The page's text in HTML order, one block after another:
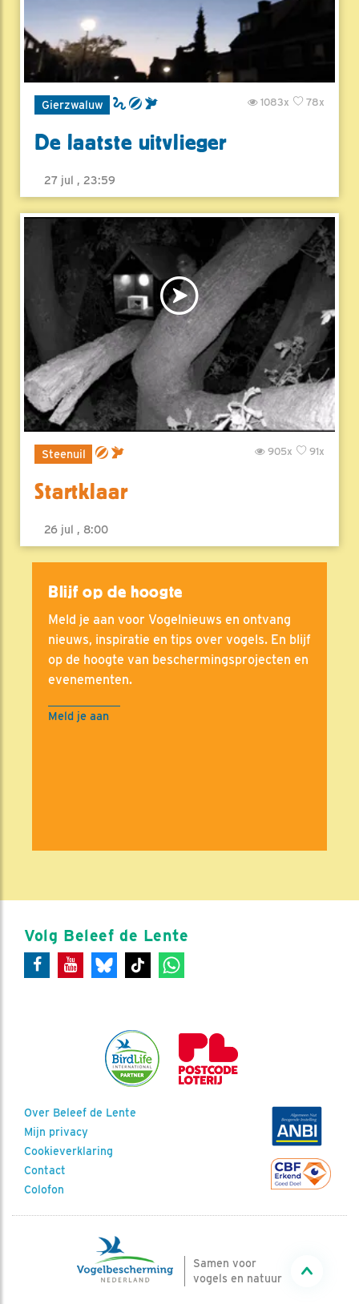
Gierzwaluw 78x
1083x
De laatste uitvlieger
27 jul , 23:59
Steenuil 91x
905x
Startklaar
26 jul , 8:00
Blijf op de hoogte
Meld je aan voor Vogelnieuws en ontvang
nieuws, inspiratie en tips over vogels. En blijf
op de hoogte van beschermingsprojecten en
evenementen.
Meld je aan
Volg Beleef de Lente
Over Beleef de Lente
Mijn privacy
Cookieverklaring
Contact
Colofon
Samen voor
vogels en natuur